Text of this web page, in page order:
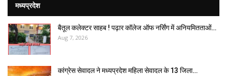
मध्यप्रदेश
बैतूल कलेक्टर साहब ! पढ़ार कॉलेज ऑफ नर्सिंग में अनियमितताओं…
Aug 7, 2026
कांग्रेस सेवादल ने मध्यप्रदेश महिला सेवादल के 13 जिला…